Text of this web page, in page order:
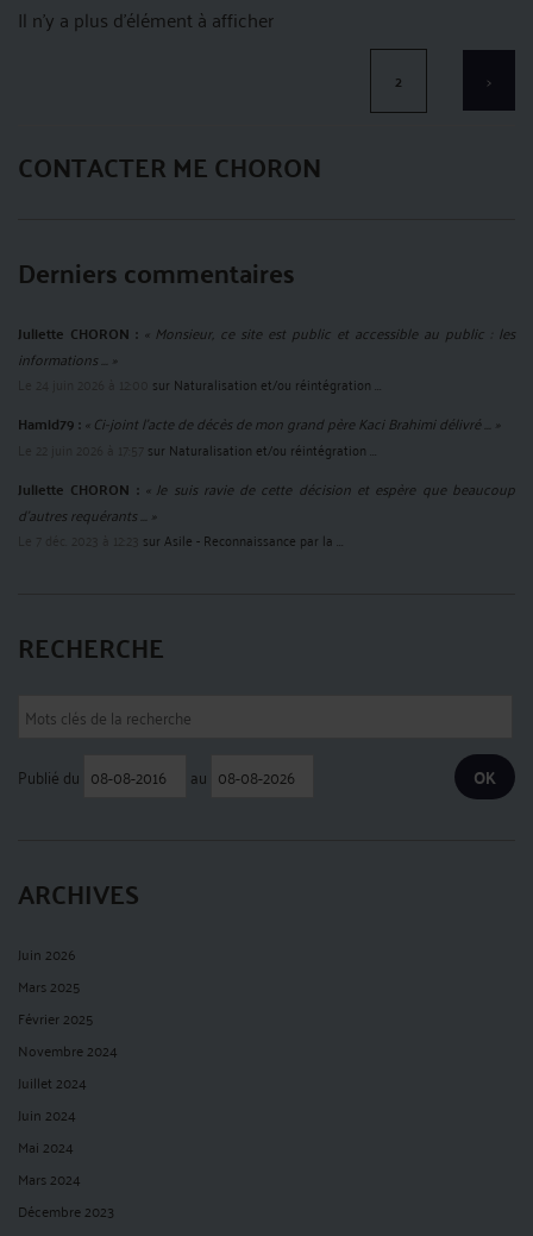
Il n'y a plus d'élément à afficher
2 >
CONTACTER ME CHORON
Derniers commentaires
Juliette CHORON : « Monsieur, ce site est public et accessible au public : les
informations ... »
sur Naturalisation et/ou réintégration ...
Hamid79 :« Ci-joint l'acte de décès de mon grand père Kaci Brahimi délivré ... »
sur Naturalisation et/ou réintégration ...
Juliette CHORON : « Je suis ravie de cette décision et espère que beaucoup
d'autres requérants ... »
surAsile - Reconnaissance par la ...
RECHERCHE
Publié du au
ARCHIVES
Juin 2026
Mars 2025
Février 2025
Novembre 2024
Juillet 2024
Juin 2024
Mai 2024
Mars 2024
Décembre 2023